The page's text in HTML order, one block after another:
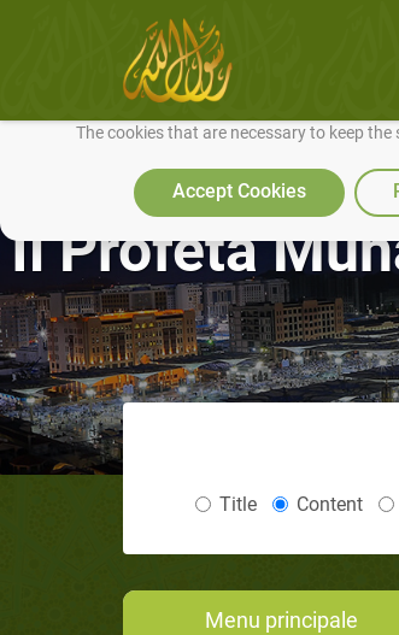
We use cookies to make our site work well for
The cookies that are necessary to keep
Accept Cookies
Il Profeta
Title Content
Menu principale